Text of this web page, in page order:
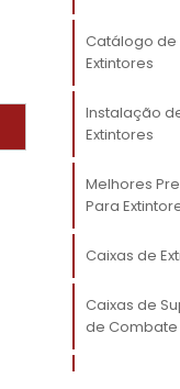
Catálogo de
Extintores
Instalação
Extintores
Melhores
Para
Caixas de
Caixas de
de
Mangueira